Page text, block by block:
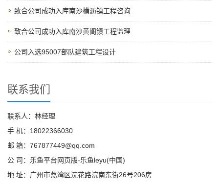
致合公司成功入库南沙横沥镇工程咨询
致合公司成功入库南沙黄阁镇工程监理
公司入选95007部队建筑工程设计
联系我们
联系人：林经理
手 机：18022366030
邮 箱：767877449@qq.com
公 司：乐鱼平台网页版-乐鱼leyu(中国)
地 址：广州市荔湾区浣花路浣南东街26号206房